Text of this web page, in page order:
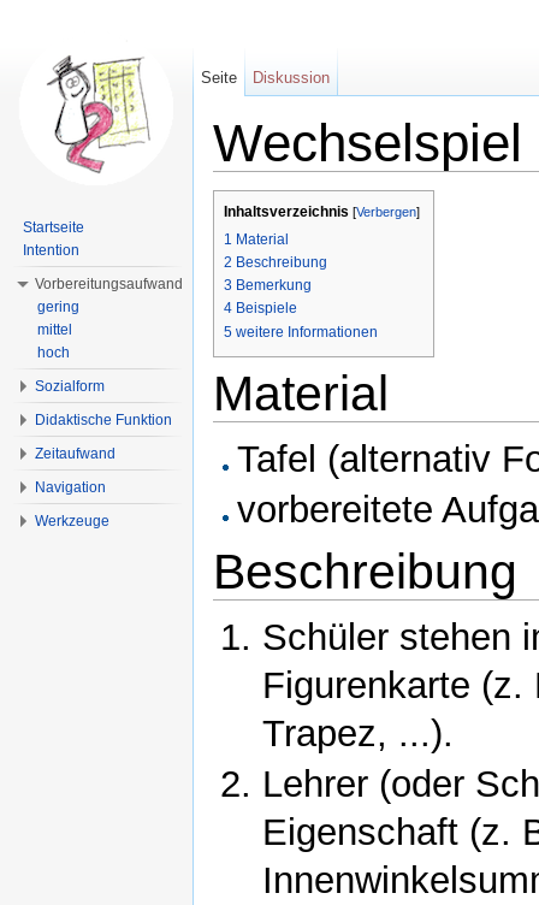
Wechselspiel
Inhaltsverzeichnis [Verbergen]
1 Material
2 Beschreibung
3 Bemerkung
4 Beispiele
5 weitere Informationen
Material
Tafel (alternativ
vorbereitete
Beschreibung
Schüler stehen
Figurenkarte
Trapez, ...).
Lehrer (oder
Eigenschaft (z.
Seite Diskussion
Startseite
Intention
Vorbereitungsaufwand
gering
mittel
hoch
Sozialform
Didaktische Funktion
Zeitaufwand
Navigation
Werkzeuge